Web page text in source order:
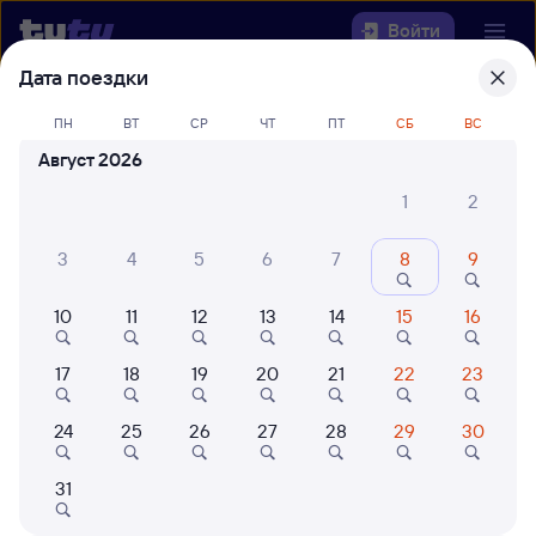
Войти
Выберите день, чтобы найтиж/д
билеты Нижнеудинск — Кострома-
Новая
Когда
Кто едет
Дата поездки
ПН ВТ СР ЧТ ПТ СБ ВС
Август 2026
1
2
3 4 5 6 7 8 9
10 11 12 13 14 15 16
17 18 19 20 21 22 23
24 25 26 27 28 29 30
31